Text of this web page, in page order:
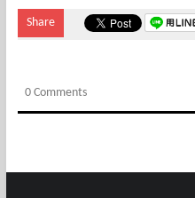
Share
0 Comments